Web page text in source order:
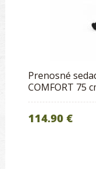
Prenosné
COMFORT 75
114.90 €